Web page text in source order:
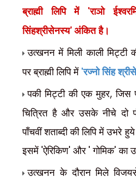
ब्राह्मी लिपि में 'राञो
सिंहश्रीसेनस्य'अंकित है।
उत्खनन में मिली काली मिट्टी
पर ब्राह्मी लिपि में 'रज्नो सिंह
पकी मिट्टी की एक मुहर,जिस
चित्रित है और उसके नीचे दो
पाँचवींशताब्दी की लिपि में उभरे
इसमें 'ऐरिकिण' और 'गोमिक'का
उत्खनन के दौरान मिले